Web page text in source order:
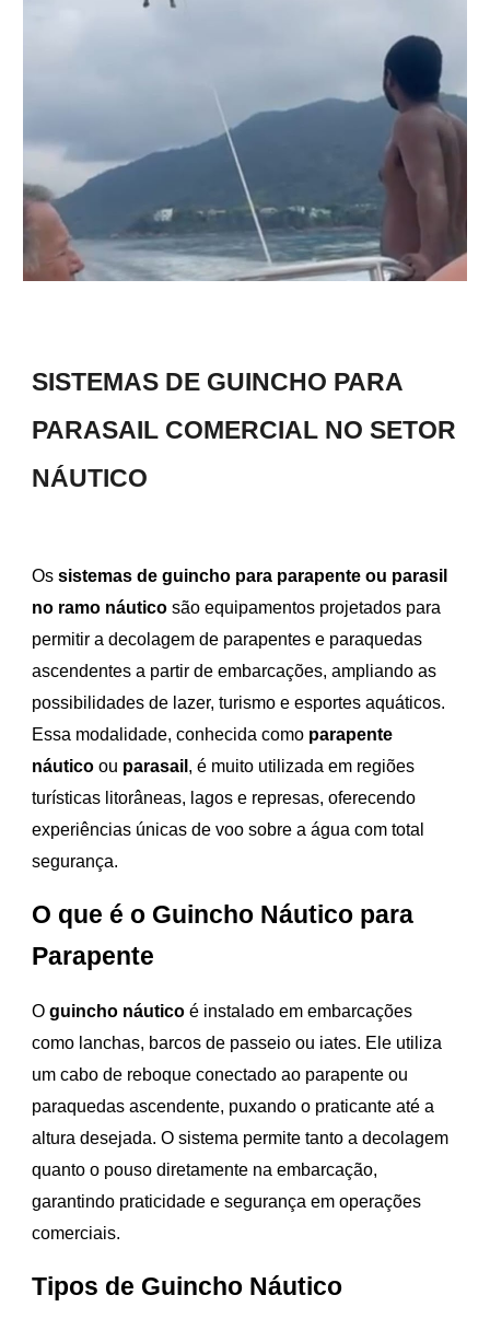
SISTEMAS DE GUINCHO PARA
PARASAIL COMERCIAL NO SETOR
NÁUTICO
Ossistemas de guincho para parapente ou parasil
no ramo náutico são equipamentos projetados para
permitir a decolagem de parapentes e paraquedas
ascendentes a partir de embarcações, ampliando as
possibilidades de lazer, turismo e esportes aquáticos.
Essa modalidade, conhecida como parapente
náutico ou parasail , é muito utilizada em regiões
turísticas litorâneas, lagos e represas, oferecendo
experiências únicas de voo sobre a água com total
segurança.
O que é o Guincho Náutico para
Parapente
Oguincho náutico é instalado em embarcações
como lanchas, barcos de passeio ou iates. Ele utiliza
um cabo de reboque conectado ao parapente ou
paraquedas ascendente, puxando o praticante até a
altura desejada. O sistema permite tanto a decolagem
quanto o pouso diretamente na embarcação,
garantindo praticidade e segurança em operações
comerciais.
Tipos de Guincho Náutico